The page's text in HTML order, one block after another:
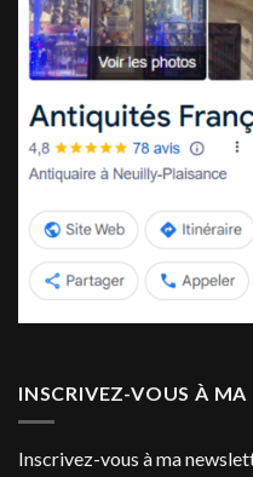
INSCRIVEZ-VOUS À MA
Inscrivez-vous à ma